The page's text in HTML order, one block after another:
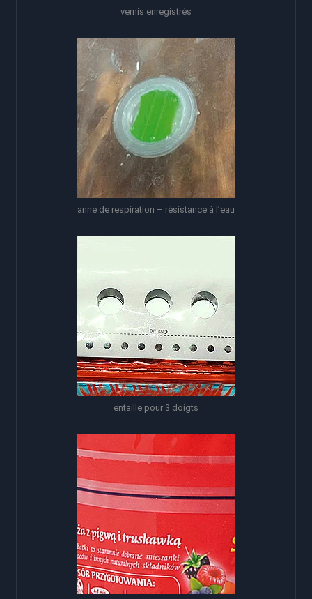
vernis enregistrés
anne de respiration – résistance à l’eau
entaille pour 3 doigts